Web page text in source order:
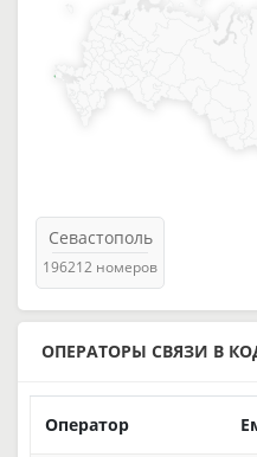
Севастополь
196212 номеров
ОПЕРАТОРЫ СВЯЗИ В
Оператор